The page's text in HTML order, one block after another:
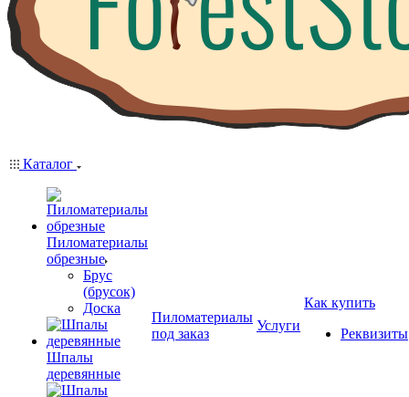
Каталог
Пиломатериалы
обрезные
Брус
(брусок)
Доска
Шпалы
деревянные
Пиломатериалы
под заказ
Услуги
Как купить
Реквизиты